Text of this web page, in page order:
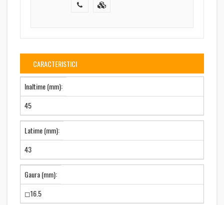
CARACTERISTICI
Inaltime (mm):
45
Latime (mm):
43
Gaura (mm):
◻16.5